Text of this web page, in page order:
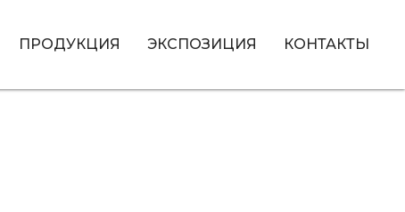
ПРОДУКЦИЯ ЭКСПОЗИЦИЯ КОНТАКТЫ